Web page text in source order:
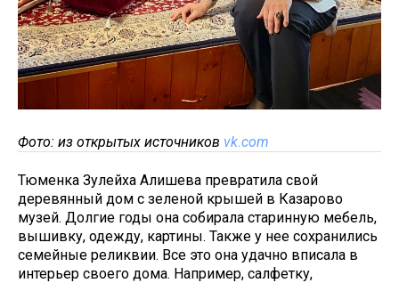
Фото: из открытых источников vk.com
Тюменка Зулейха Алишева превратила свой
деревянный дом с зеленой крышей в Казарово
музей. Долгие годы она собирала старинную мебель,
вышивку, одежду, картины. Также у нее сохранились
семейные реликвии. Все это она удачно вписала в
интерьер своего дома. Например, салфетку,